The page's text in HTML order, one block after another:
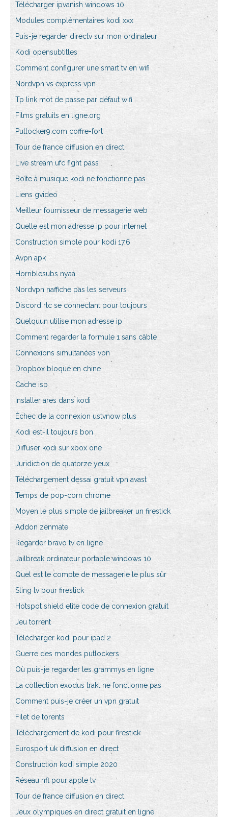
Télécharger ipvanish windows 10
Modules complémentaires kodi xxx
Puis-je regarder directv sur mon ordinateur
Kodi opensubtitles
Comment configurer une smart tv en wifi
Nordvpn vs express vpn
Tp link mot de passe par défaut wifi
Films gratuits en ligne.org
Putlocker9.com coffre-fort
Tour de france diffusion en direct
Live stream ufc fight pass
Boîte à musique kodi ne fonctionne pas
Liens gvideo
Meilleur fournisseur de messagerie web
Quelle est mon adresse ip pour internet
Construction simple pour kodi 17.6
Avpn apk
Horriblesubs nyaa
Nordvpn naffiche pas les serveurs
Discord rtc se connectant pour toujours
Quelquun utilise mon adresse ip
Comment regarder la formule 1 sans câble
Connexions simultanées vpn
Dropbox bloqué en chine
Cache isp
Installer ares dans kodi
Échec de la connexion ustvnow plus
Kodi est-il toujours bon
Diffuser kodi sur xbox one
Juridiction de quatorze yeux
Téléchargement dessai gratuit vpn avast
Temps de pop-corn chrome
Moyen le plus simple de jailbreaker un firestick
Addon zenmate
Regarder bravo tv en ligne
Jailbreak ordinateur portable windows 10
Quel est le compte de messagerie le plus sûr
Sling tv pour firestick
Hotspot shield elite code de connexion gratuit
Jeu torrent
Télécharger kodi pour ipad 2
Guerre des mondes putlockers
Où puis-je regarder les grammys en ligne
La collection exodus trakt ne fonctionne pas
Comment puis-je créer un vpn gratuit
Filet de torents
Téléchargement de kodi pour firestick
Eurosport uk diffusion en direct
Construction kodi simple 2020
Réseau nfl pour apple tv
Tour de france diffusion en direct
Jeux olympiques en direct gratuit en ligne